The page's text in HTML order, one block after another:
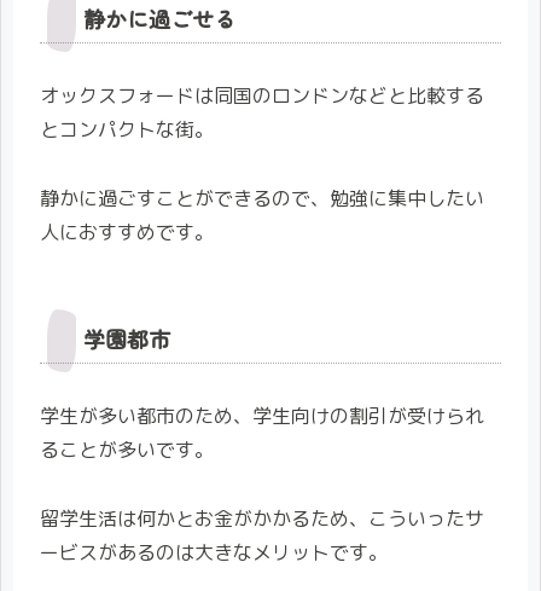
静かに過ごせる
オックスフォードは同国のロンドンなどと比較する
とコンパクトな街。
静かに過ごすことができるので、勉強に集中したい
人におすすめです。
学園都市
学生が多い都市のため、学生向けの割引が受けられ
ることが多いです。
留学生活は何かとお金がかかるため、こういったサ
ービスがあるのは大きなメリットです。